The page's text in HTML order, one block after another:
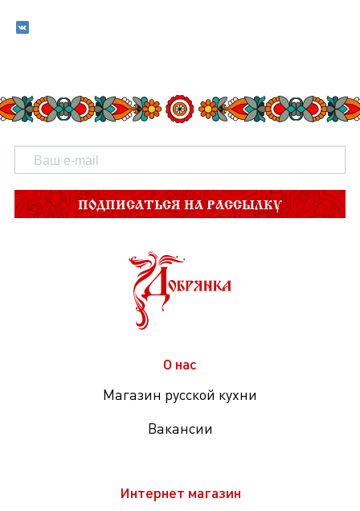
ПОДПИСАТЬСЯ НА РАССЫЛКУ
О нас
Магазин русской кухни
Вакансии
Интернет магазин